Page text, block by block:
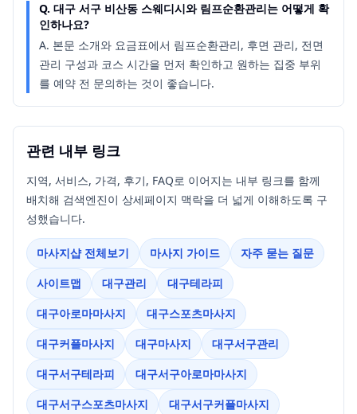
Q. 대구 서구 비산동 스웨디시와 림프순환관리는 어떻게 확
인하나요?
A. 본문 소개와 요금표에서 림프순환관리, 후면 관리, 전면
관리 구성과 코스 시간을 먼저 확인하고 원하는 집중 부위
를 예약 전 문의하는 것이 좋습니다.
관련 내부 링크
지역, 서비스, 가격, 후기, FAQ로 이어지는 내부 링크를 함께
배치해 검색엔진이 상세페이지 맥락을 더 넓게 이해하도록 구
성했습니다.
마사지샵 전체보기 마사지 가이드
자주 묻는 질문
사이트맵
대구관리
대구테라피
대구아로마마사지
대구스포츠마사지
대구커플마사지
대구마사지
대구서구관리
대구서구테라피
대구서구아로마마사지
대구서구스포츠마사지
대구서구커플마사지